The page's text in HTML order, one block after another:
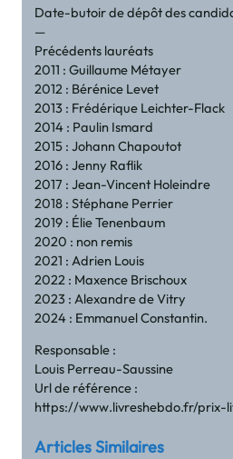
Date-butoir de dépôt des
—
Précédents lauréats
2011 : Guillaume Métayer
2012 : Bérénice Levet
2013 : Frédérique Leichter-Flack
2014 : Paulin Ismard
2015 : Johann Chapoutot
2016 : Jenny Raflik
2017 : Jean-Vincent Holeindre
2018 : Stéphane Perrier
2019 : Élie Tenenbaum
2020 : non remis
2021 : Adrien Louis
2022 : Maxence Brischoux
2023 : Alexandre de Vitry
2024 : Emmanuel Constantin.
Responsable :
Louis Perreau-Saussine
Url de référence :
https://www.livreshebdo.fr/
Articles Similaires